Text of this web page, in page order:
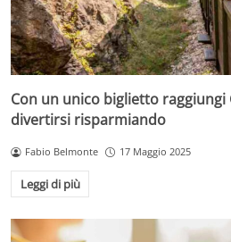
Con un unico biglietto raggiungi
divertirsi risparmiando
Fabio Belmonte 17 Maggio 2025
Leggi di più